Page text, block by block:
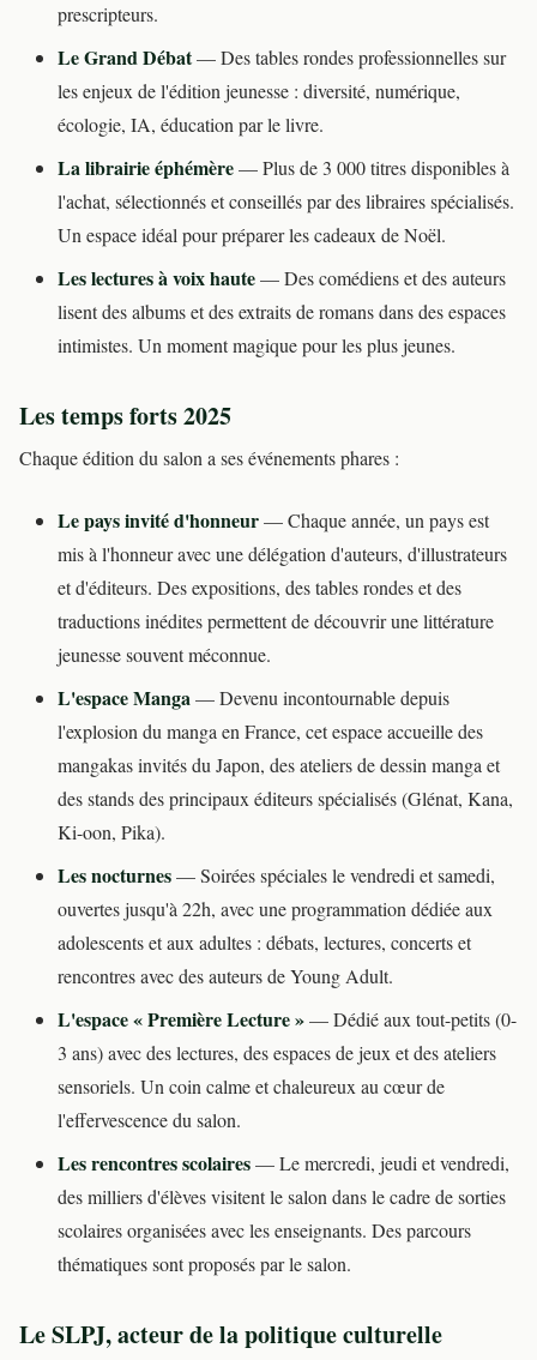
prescripteurs.
Le Grand Débat— Des tables rondes professionnelles sur
les enjeux de l'édition jeunesse : diversité, numérique,
écologie, IA, éducation par le livre.
La librairie éphémère— Plus de 3 000 titres disponibles à
l'achat, sélectionnés et conseillés par des libraires spécialisés.
Un espace idéal pour préparer les cadeaux de Noël.
Les lectures à voix haute— Des comédiens et des auteurs
lisent des albums et des extraits de romans dans des espaces
intimistes. Un moment magique pour les plus jeunes.
Les temps forts 2025
Chaque édition du salon a ses événements phares :
Le pays invité d'honneur— Chaque année, un pays est
mis à l'honneur avec une délégation d'auteurs, d'illustrateurs
et d'éditeurs. Des expositions, des tables rondes et des
traductions inédites permettent de découvrir une littérature
jeunesse souvent méconnue.
L'espace Manga— Devenu incontournable depuis
l'explosion du manga en France, cet espace accueille des
mangakas invités du Japon, des ateliers de dessin manga et
des stands des principaux éditeurs spécialisés (Glénat, Kana,
Ki-oon, Pika).
Les nocturnes— Soirées spéciales le vendredi et samedi,
ouvertes jusqu'à 22h, avec une programmation dédiée aux
adolescents et aux adultes : débats, lectures, concerts et
rencontres avec des auteurs de Young Adult.
L'espace « Première Lecture »— Dédié aux tout-petits (0-
3 ans) avec des lectures, des espaces de jeux et des ateliers
sensoriels. Un coin calme et chaleureux au cœur de
l'effervescence du salon.
Les rencontres scolaires— Le mercredi, jeudi et vendredi,
des milliers d'élèves visitent le salon dans le cadre de sorties
scolaires organisées avec les enseignants. Des parcours
thématiques sont proposés par le salon.
Le SLPJ, acteur de la politique culturelle